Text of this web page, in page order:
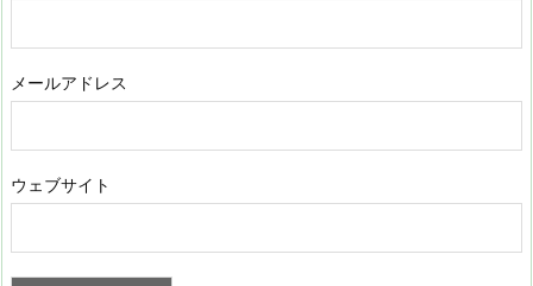
メールアドレス
ウェブサイト